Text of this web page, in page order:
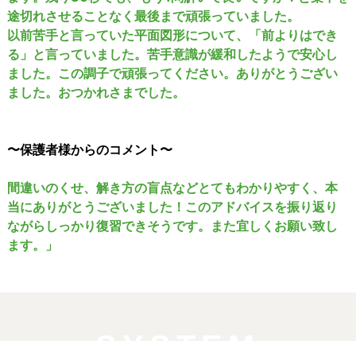
途切れさせることなく最後まで頑張っていました。
以前苦手と言っていた平面図形について、「前よりはでき
る」と言っていました。苦手意識が緩和したようで安心し
ました。この調子で頑張ってください。ありがとうござい
ました。おつかれさまでした。
〜保護者様からのコメント〜
間違いのくせ、解き方の盲点などとてもわかりやすく、本
当にありがとうございました！このアドバイスを振り返り
ながらしっかり復習できそうです。また宜しくお願い致し
ます。」